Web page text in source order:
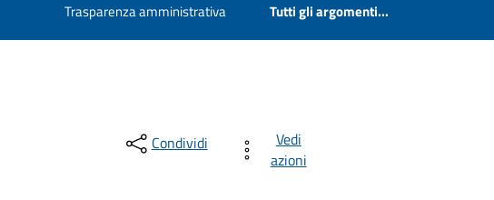
Trasparenza amministrativa Tutti gli argomenti...
Condividi
Vedi
azioni